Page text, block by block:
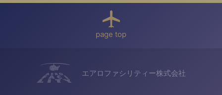
page top
エアロファシリティー株式会社